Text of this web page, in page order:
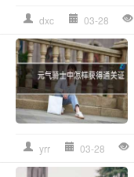
dxc 03-28
yrr 03-28